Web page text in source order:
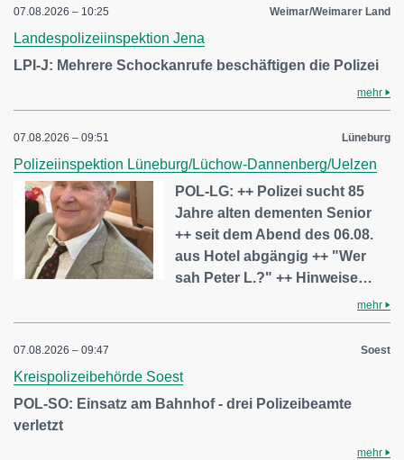
07.08.2026 – 10:25 Weimar/Weimarer Land
Landespolizeiinspektion Jena
LPI-J: Mehrere Schockanrufe beschäftigen die Polizei
mehr
07.08.2026 – 09:51 Lüneburg
Polizeiinspektion Lüneburg/Lüchow-Dannenberg/Uelzen
POL-LG: ++ Polizei sucht 85
Jahre alten dementen Senior
++ seit dem Abend des 06.08.
aus Hotel abgängig ++ "Wer
sah Peter L.?" ++ Hinweise…
mehr
07.08.2026 – 09:47 Soest
Kreispolizeibehörde Soest
POL-SO: Einsatz am Bahnhof - drei Polizeibeamte
verletzt
mehr